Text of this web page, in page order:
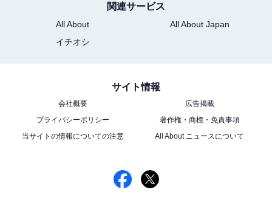
手が美しいと思う「50代男性俳優」ランキン
グ！ 2位「竹野内豊」を抑えた1位は？
関連サービス
All About
All About Japan
イチオシ
サイト情報
会社概要
広告掲載
プライバシーポリシー
著作権・商標・免責事項
当サイトの情報についての注意
All About ニュースについて